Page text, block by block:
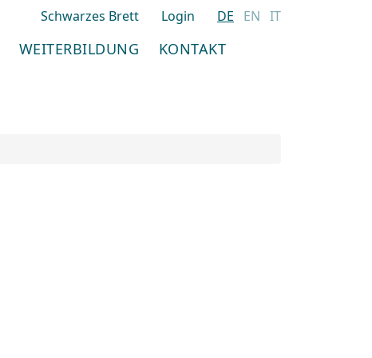
Schwarzes Brett Login DE EN IT
WEITERBILDUNG
KONTAKT